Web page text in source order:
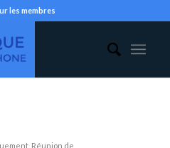
les membres
, Réunion de